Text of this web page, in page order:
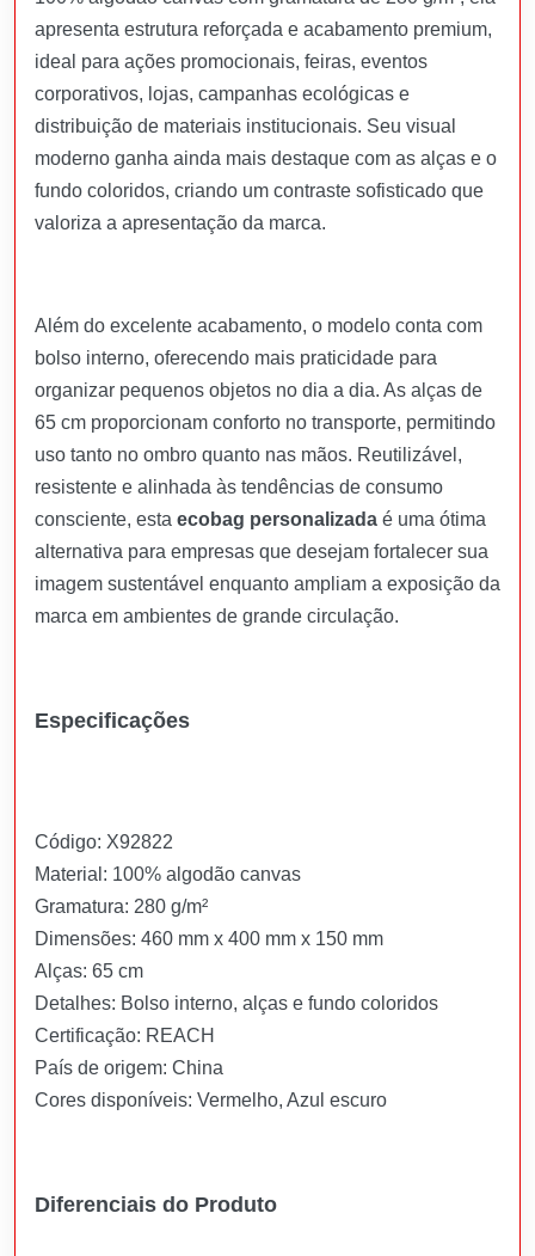
apresenta estrutura reforçada e acabamento premium,
ideal para ações promocionais, feiras, eventos
corporativos, lojas, campanhas ecológicas e
distribuição de materiais institucionais. Seu visual
moderno ganha ainda mais destaque com as alças e o
fundo coloridos, criando um contraste sofisticado que
valoriza a apresentação da marca.
Além do excelente acabamento, o modelo conta com
bolso interno, oferecendo mais praticidade para
organizar pequenos objetos no dia a dia. As alças de
65 cm proporcionam conforto no transporte, permitindo
uso tanto no ombro quanto nas mãos. Reutilizável,
resistente e alinhada às tendências de consumo
consciente, esta ecobag personalizada é uma ótima
alternativa para empresas que desejam fortalecer sua
imagem sustentável enquanto ampliam a exposição da
marca em ambientes de grande circulação.
Especificações
Código: X92822
Material: 100% algodão canvas
Gramatura: 280 g/m²
Dimensões: 460 mm x 400 mm x 150 mm
Alças: 65 cm
Detalhes: Bolso interno, alças e fundo coloridos
Certificação: REACH
País de origem: China
Cores disponíveis: Vermelho, Azul escuro
Diferenciais do Produto